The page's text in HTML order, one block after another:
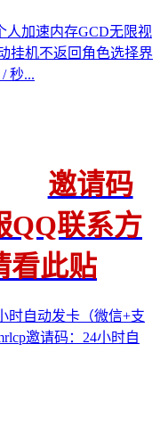
人加速内存GCD无限视
挂机不返回角色选择界
秒...
邀请码
QQ联系方
看此贴
时自动发卡（微信+支
邀请码：24小时自